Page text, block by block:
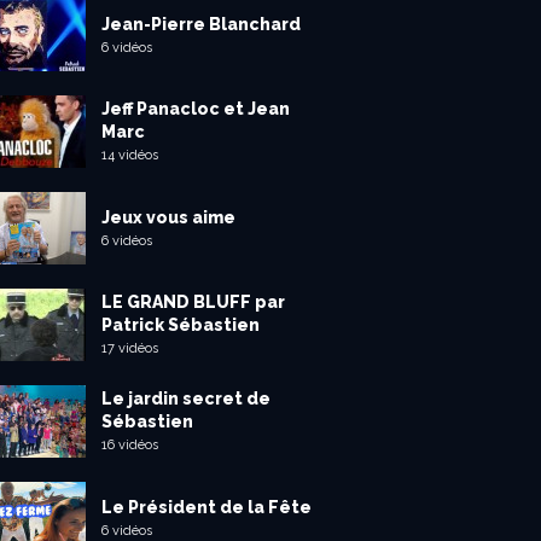
Jean-Pierre Blanchard
6 vidéos
Jeff Panacloc et Jean
Marc
14 vidéos
Jeux vous aime
6 vidéos
LE GRAND BLUFF par
Patrick Sébastien
17 vidéos
Le jardin secret de
Sébastien
16 vidéos
Le Président de la Fête
6 vidéos